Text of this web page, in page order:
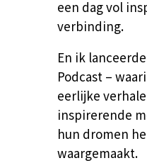
een dag vol
verbinding.
En ik
Podcast –
eerlijke
inspirerende
hun dromen
waargemaakt.